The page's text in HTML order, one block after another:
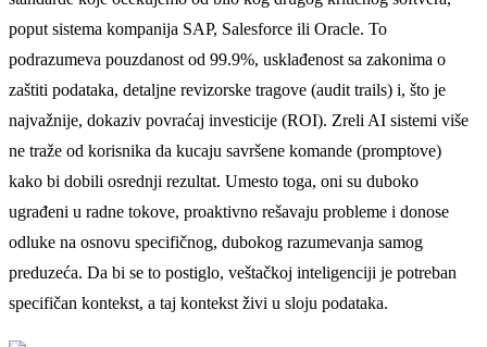
poput sistema kompanija SAP, Salesforce ili Oracle. To
podrazumeva pouzdanost od 99.9%, usklađenost sa zakonima o
zaštiti podataka, detaljne revizorske tragove (audit trails) i, što je
najvažnije, dokaziv povraćaj investicije (ROI). Zreli AI sistemi više
ne traže od korisnika da kucaju savršene komande (promptove)
kako bi dobili osrednji rezultat. Umesto toga, oni su duboko
ugrađeni u radne tokove, proaktivno rešavaju probleme i donose
odluke na osnovu specifičnog, dubokog razumevanja samog
preduzeća. Da bi se to postiglo, veštačkoj inteligenciji je potreban
specifičan kontekst, a taj kontekst živi u sloju podataka.